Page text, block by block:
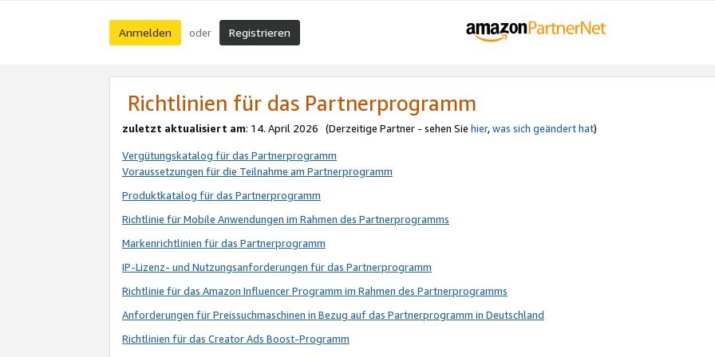
Anmelden oder Registrieren
Richtlinien für das Partnerprogramm
zuletzt aktualisiert am: 14. April 2026 (Derzeitige Partner - sehen Sie hier,was sich geändert hat)
Vergütungskatalog für das Partnerprogramm
Voraussetzungen für die Teilnahme am Partnerprogramm
Produktkatalog für das Partnerprogramm
Richtlinie für Mobile Anwendungen im Rahmen des Partnerprogramms
Markenrichtlinien für das Partnerprogramm
IP-Lizenz- und Nutzungsanforderungen für das Partnerprogramm
Richtlinie für das Amazon Influencer Programm im Rahmen des Partnerprogramms
Anforderungen für Preissuchmaschinen in Bezug auf das Partnerprogramm in Deutschland
Richtlinien für das Creator Ads Boost-Programm